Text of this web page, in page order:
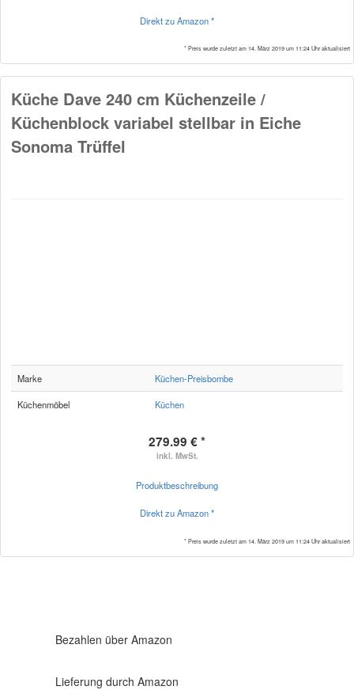
Direkt zu Amazon *
* Preis wurde zuletzt am 14. März 2019 um 11:24 Uhr aktualisiert
Küche Dave 240 cm Küchenzeile /
Küchenblock variabel stellbar in Eiche
Sonoma Trüffel
Marke Küchen-Preisbombe
Küchenmöbel Küchen
279.99 € *
inkl. MwSt.
Produktbeschreibung
Direkt zu Amazon *
* Preis wurde zuletzt am 14. März 2019 um 11:24 Uhr aktualisiert
Bezahlen über Amazon
Lieferung durch Amazon